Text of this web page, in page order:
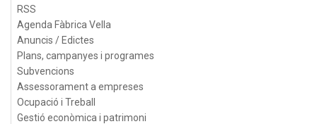
RSS
Agenda Fàbrica Vella
Anuncis / Edictes
Plans, campanyes i programes
Subvencions
Assessorament a empreses
Ocupació i Treball
Gestió econòmica i patrimoni